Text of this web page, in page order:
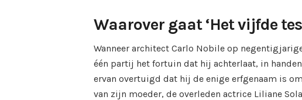
Waarover gaat ‘Het vijfde
Wanneer architect Carlo Nobile op
één partij het fortuin dat hij achterlaat, in
ervan overtuigd dat hij de enige erfgenaam is
van zijn moeder, de overleden actrice Liliane